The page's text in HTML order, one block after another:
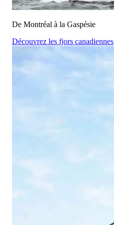
De Montréal à la Gaspésie
Découvrez les fjors canadiennes